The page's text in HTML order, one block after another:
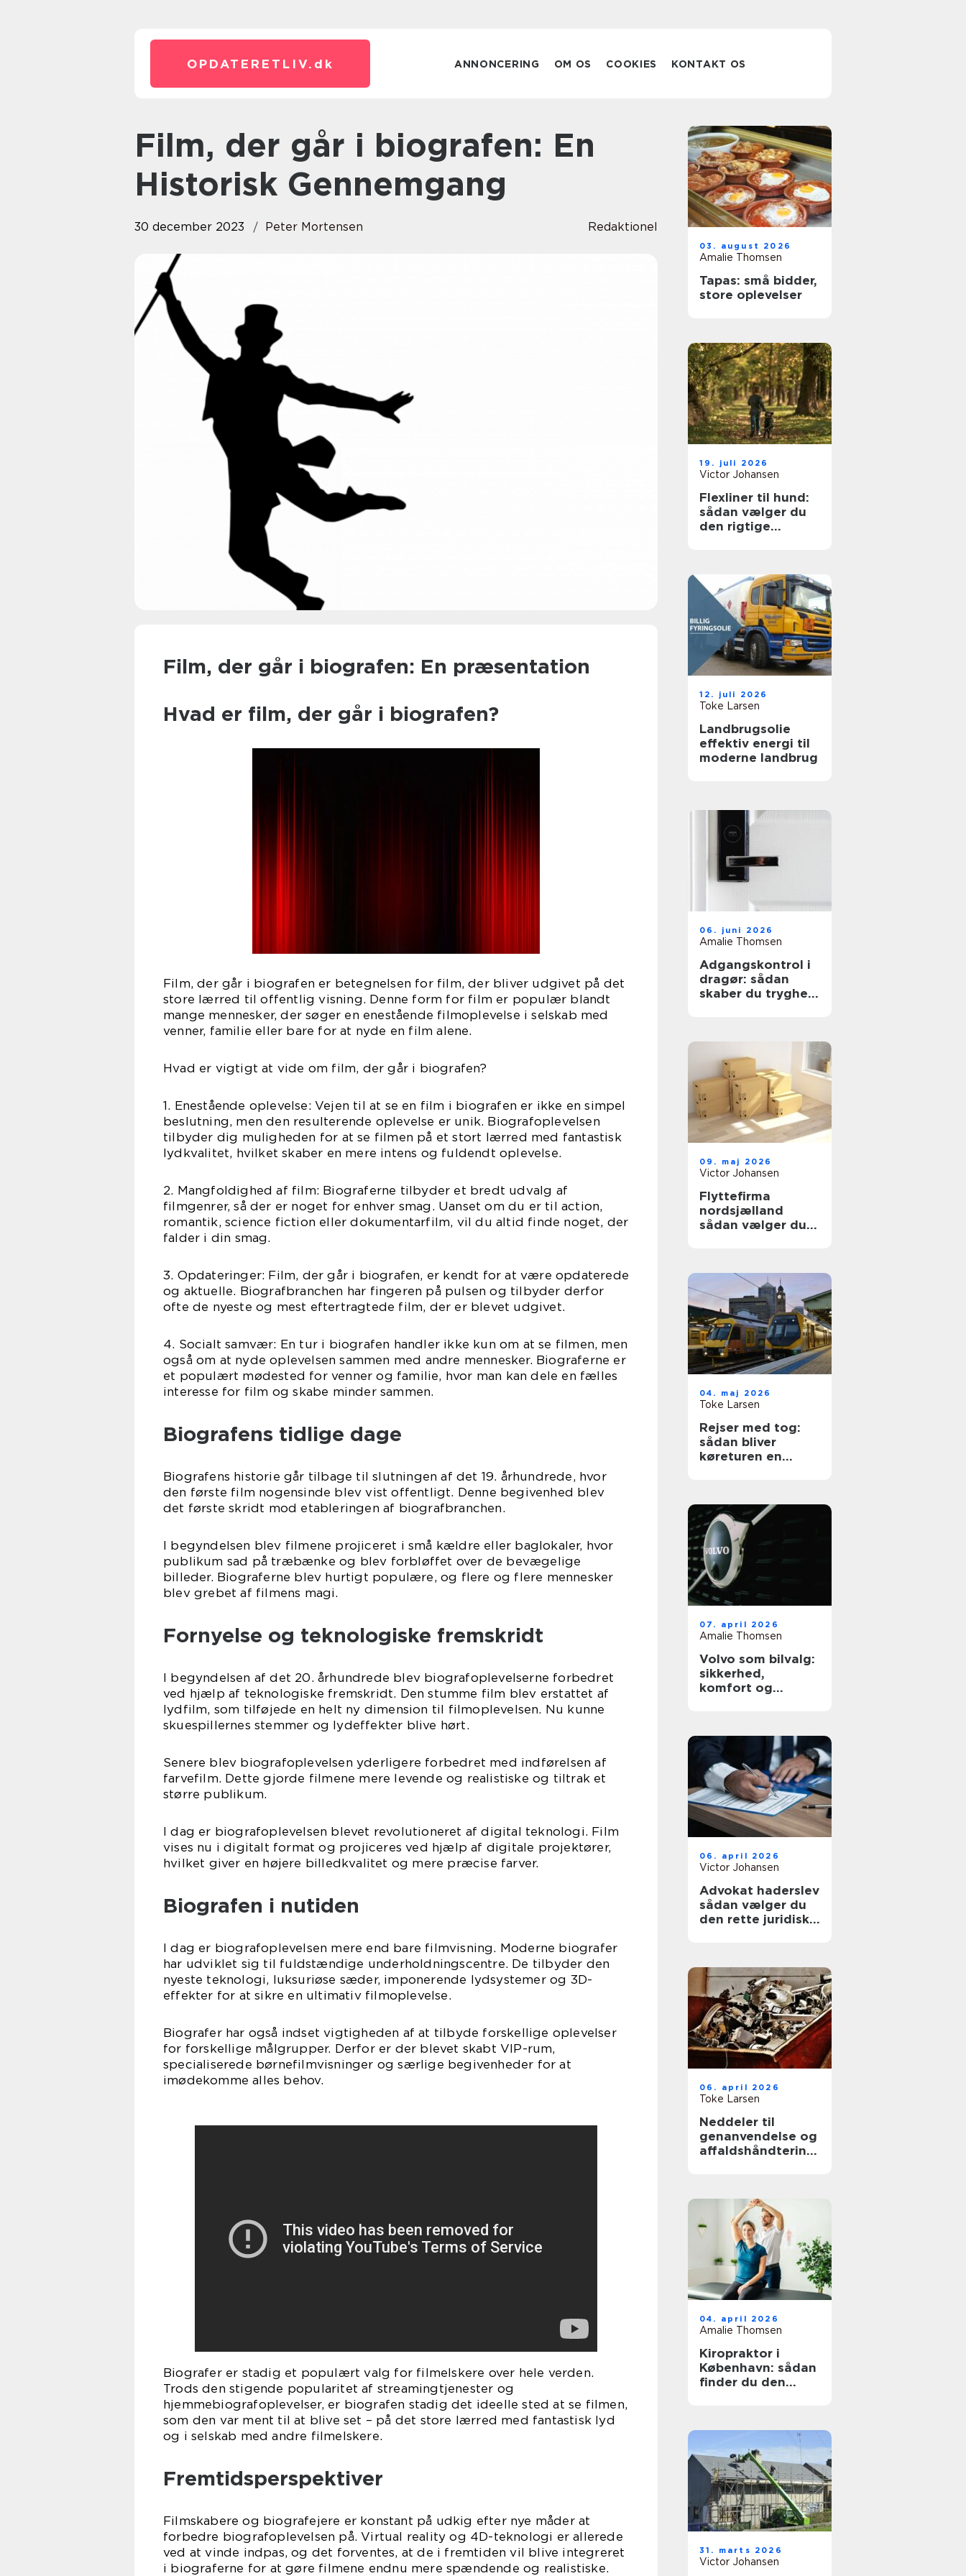
OPDATERETLIV. dk ANNONCERING OM OS COOKIES KONTAKT OS
Film, der går i biografen: En
Historisk Gennemgang
30 december 2023 Peter Mortensen Redaktionel
Film, der går i biografen: En præsentation
Hvad er film, der går i biografen?
Film, der går i biografen er betegnelsen for film, der bliver udgivet på det
store lærred til offentlig visning. Denne form for film er populær blandt
mange mennesker, der søger en enestående filmoplevelse i selskab med
venner, familie eller bare for at nyde en film alene.
Hvad er vigtigt at vide om film, der går i biografen?
1. Enestående oplevelse: Vejen til at se en film i biografen er ikke en simpel
beslutning, men den resulterende oplevelse er unik. Biografoplevelsen
tilbyder dig muligheden for at se filmen på et stort lærred med fantastisk
lydkvalitet, hvilket skaber en mere intens og fuldendt oplevelse.
2. Mangfoldighed af film: Biograferne tilbyder et bredt udvalg af
filmgenrer, så der er noget for enhver smag. Uanset om du er til action,
romantik, science fiction eller dokumentarfilm, vil du altid finde noget, der
falder i din smag.
3. Opdateringer: Film, der går i biografen, er kendt for at være opdaterede
og aktuelle. Biografbranchen har fingeren på pulsen og tilbyder derfor
ofte de nyeste og mest eftertragtede film, der er blevet udgivet.
4. Socialt samvær: En tur i biografen handler ikke kun om at se filmen, men
også om at nyde oplevelsen sammen med andre mennesker. Biograferne er
et populært mødested for venner og familie, hvor man kan dele en fælles
interesse for film og skabe minder sammen.
Biografens tidlige dage
Biografens historie går tilbage til slutningen af det 19. århundrede, hvor
den første film nogensinde blev vist offentligt. Denne begivenhed blev
det første skridt mod etableringen af biografbranchen.
I begyndelsen blev filmene projiceret i små kældre eller baglokaler, hvor
publikum sad på træbænke og blev forbløffet over de bevægelige
billeder. Biograferne blev hurtigt populære, og flere og flere mennesker
blev grebet af filmens magi.
Fornyelse og teknologiske fremskridt
I begyndelsen af det 20. århundrede blev biografoplevelserne forbedret
ved hjælp af teknologiske fremskridt. Den stumme film blev erstattet af
lydfilm, som tilføjede en helt ny dimension til filmoplevelsen. Nu kunne
skuespillernes stemmer og lydeffekter blive hørt.
Senere blev biografoplevelsen yderligere forbedret med indførelsen af
farvefilm. Dette gjorde filmene mere levende og realistiske og tiltrak et
større publikum.
I dag er biografoplevelsen blevet revolutioneret af digital teknologi. Film
vises nu i digitalt format og projiceres ved hjælp af digitale projektører,
hvilket giver en højere billedkvalitet og mere præcise farver.
Biografen i nutiden
I dag er biografoplevelsen mere end bare filmvisning. Moderne biografer
har udviklet sig til fuldstændige underholdningscentre. De tilbyder den
nyeste teknologi, luksuriøse sæder, imponerende lydsystemer og 3D-
effekter for at sikre en ultimativ filmoplevelse.
Biografer har også indset vigtigheden af at tilbyde forskellige oplevelser
for forskellige målgrupper. Derfor er der blevet skabt VIP-rum,
specialiserede børnefilmvisninger og særlige begivenheder for at
imødekomme alles behov.
Biografer er stadig et populært valg for filmelskere over hele verden.
Trods den stigende popularitet af streamingtjenester og
hjemmebiografoplevelser, er biografen stadig det ideelle sted at se filmen,
som den var ment til at blive set – på det store lærred med fantastisk lyd
og i selskab med andre filmelskere.
Fremtidsperspektiver
Filmskabere og biografejere er konstant på udkig efter nye måder at
forbedre biografoplevelsen på. Virtual reality og 4D-teknologi er allerede
ved at vinde indpas, og det forventes, at de i fremtiden vil blive integreret
i biograferne for at gøre filmene endnu mere spændende og realistiske.
03. august 2026
Amalie Thomsen
Tapas: små bidder,
store oplevelser
19. juli 2026
Victor Johansen
Flexliner til hund:
sådan vælger du
den rigtige
12. juli 2026
Toke Larsen
Landbrugsolie
effektiv energi til
moderne landbrug
06. juni 2026
Amalie Thomsen
Adgangskontrol i
dragør: sådan
skaber du tryghed
09. maj 2026
Victor Johansen
Flyttefirma
nordsjælland
sådan vælger du
04. maj 2026
Toke Larsen
Rejser med tog:
sådan bliver
køreturen en
07. april 2026
Amalie Thomsen
Volvo som bilvalg:
sikkerhed,
komfort og
06. april 2026
Victor Johansen
Advokat haderslev
sådan vælger du
den rette juridiske
06. april 2026
Toke Larsen
Neddeler til
genanvendelse og
affaldshåndtering:
04. april 2026
Amalie Thomsen
Kiropraktor i
København: sådan
finder du den
31. marts 2026
Victor Johansen